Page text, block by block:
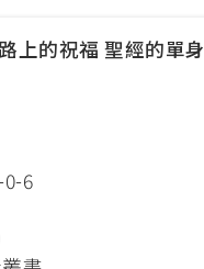
上的祝福 聖經的單身
0-6